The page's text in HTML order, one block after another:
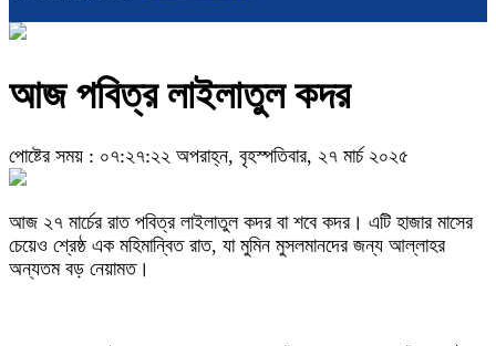
আজ পবিত্র লাইলাতুল কদর
পোষ্টের সময় : ০৭:২৭:২২ অপরাহ্ন, বৃহস্পতিবার, ২৭ মার্চ ২০২৫
আজ ২৭ মার্চের রাত পবিত্র লাইলাতুল কদর বা শবে কদর। এটি হাজার মাসের
চেয়েও শ্রেষ্ঠ এক মহিমান্বিত রাত, যা মুমিন মুসলমানদের জন্য আল্লাহর
অন্যতম বড় নেয়ামত।